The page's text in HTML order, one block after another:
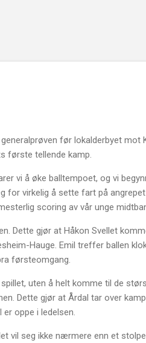
før lokalderbyet mot
første tellende kamp.
vi å øke balltempoet, og vi
for virkelig å sette fart på
scoring av vår unge
Dette gjør at Håkon Svellet
Hauge. Emil treffer ballen
førsteomgang.
uten å helt komme til de
Dette gjør at Årdal tar over
oppe i ledelsen.
vil seg ikke nærmere enn et